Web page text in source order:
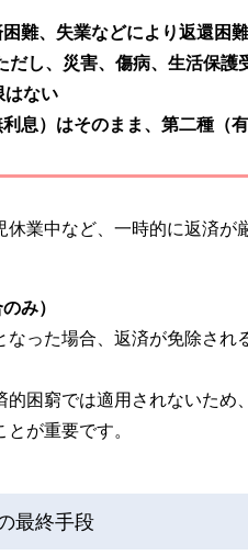
難、失業などにより返還困
し、災害、傷病、生活保護
はない
息）はそのまま、第二種（
業中など、一時的に返済が
み）
った場合、返済が免除され
的困窮では適用されないた
が重要です。
最終手段